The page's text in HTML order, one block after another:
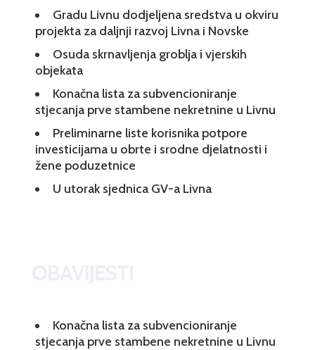
Gradu Livnu dodjeljena sredstva u okviru
projekta za daljnji razvoj Livna i Novske
Osuda skrnavljenja groblja i vjerskih
objekata
Konačna lista za subvencioniranje
stjecanja prve stambene nekretnine u Livnu
Preliminarne liste korisnika potpore
investicijama u obrte i srodne djelatnosti i
žene poduzetnice
U utorak sjednica GV-a Livna
Konačna lista za subvencioniranje
stjecanja prve stambene nekretnine u Livnu